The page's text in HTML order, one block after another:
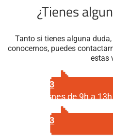
¿Tienes
Tanto si tienes alguna
conocernos, puedes
estas
687 29 56 23
Lunes a viernes de 9h a 13h
687 29 56 23